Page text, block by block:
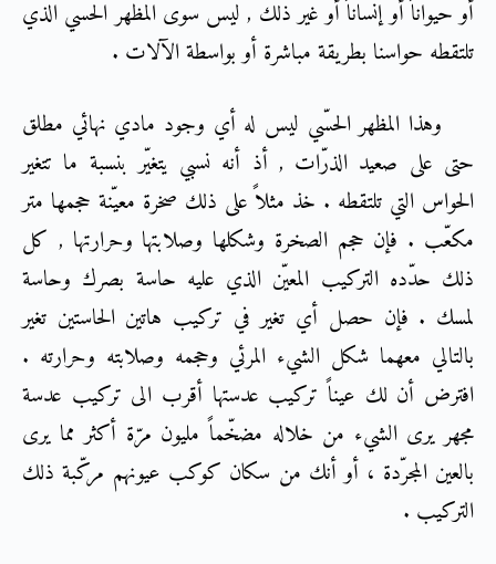
أو حيواناً أو إنساناً أو غير ذلك , ليس سوى المظهر الحسي الذي
تلتقطه حواسنا بطريقة مباشرة أو بواسطة الآلات .
وهذا المظهر الحسّي ليس له أي وجود مادي نهائي مطلق
حتى على صعيد الذرّات , أذ أنه نسبي يتغيّر بنسبة ما تتغير
الحواس التي تلتقطه . خذ مثلاً على ذلك صخرة معيّنة حجمها متر
مكعّب . فإن حجم الصخرة وشكلها وصلابتها وحرارتها , كل
ذلك حدّده التركيب المعيّن الذي عليه حاسة بصرك وحاسة
لمسك . فإن حصل أي تغير في تركيب هاتين الحاستين تغير
بالتالي معهما شكل الشيء المرئي وحجمه وصلابته وحرارته .
افترض أن لك عيناً تركيب عدستها أقرب الى تركيب عدسة
مجهر يرى الشيء من خلاله مضخّماً مليون مرّة أكثر مما يرى
بالعين المجرّدة ، أو أنك من سكان كوكب عيونهم مركّبة ذلك
التركيب .